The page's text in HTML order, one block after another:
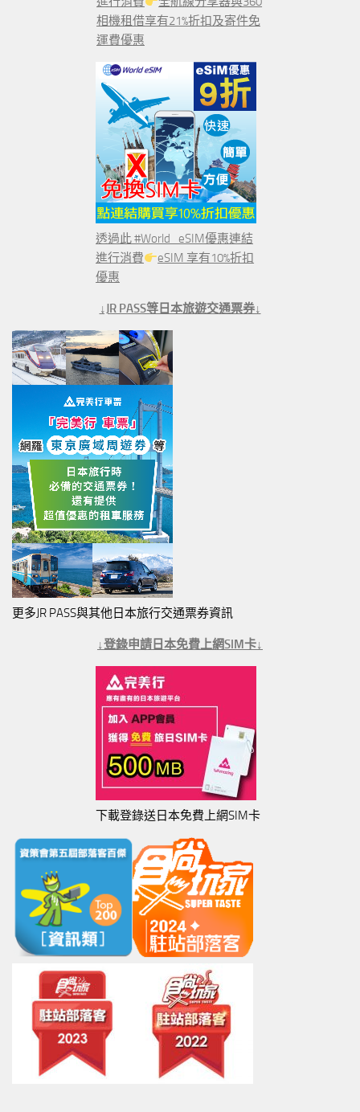
相機租借享有21%折扣及寄件免
運費優惠
透過此 #World_eSIM優惠連結
進行消費
eSIM 享有10%折扣
優惠
↓JR PASS等日本旅遊交通票券↓
更多JR PASS與其他日本旅行交通票券資訊
↓登錄申請日本免費上網SIM卡↓
下載登錄送日本免費上網SIM卡